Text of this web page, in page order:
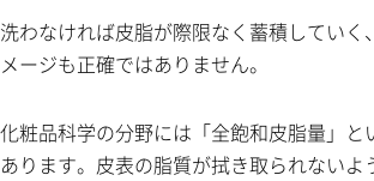
洗わなければ皮脂が際限なく蓄積していく
メージも正確ではありません。
化粧品科学の分野には「全飽和皮脂量」と
あります。皮表の脂質が拭き取られないよ